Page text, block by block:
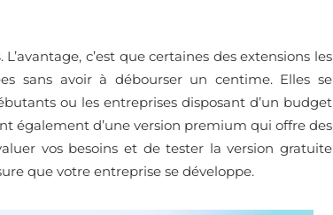
. L’avantage, c’est que certaines des extensions les
sans avoir à débourser un centime. Elles se
ou les entreprises disposant d’un budget
également d’une version premium qui offre des
vos besoins et de tester la version gratuite
que votre entreprise se développe.